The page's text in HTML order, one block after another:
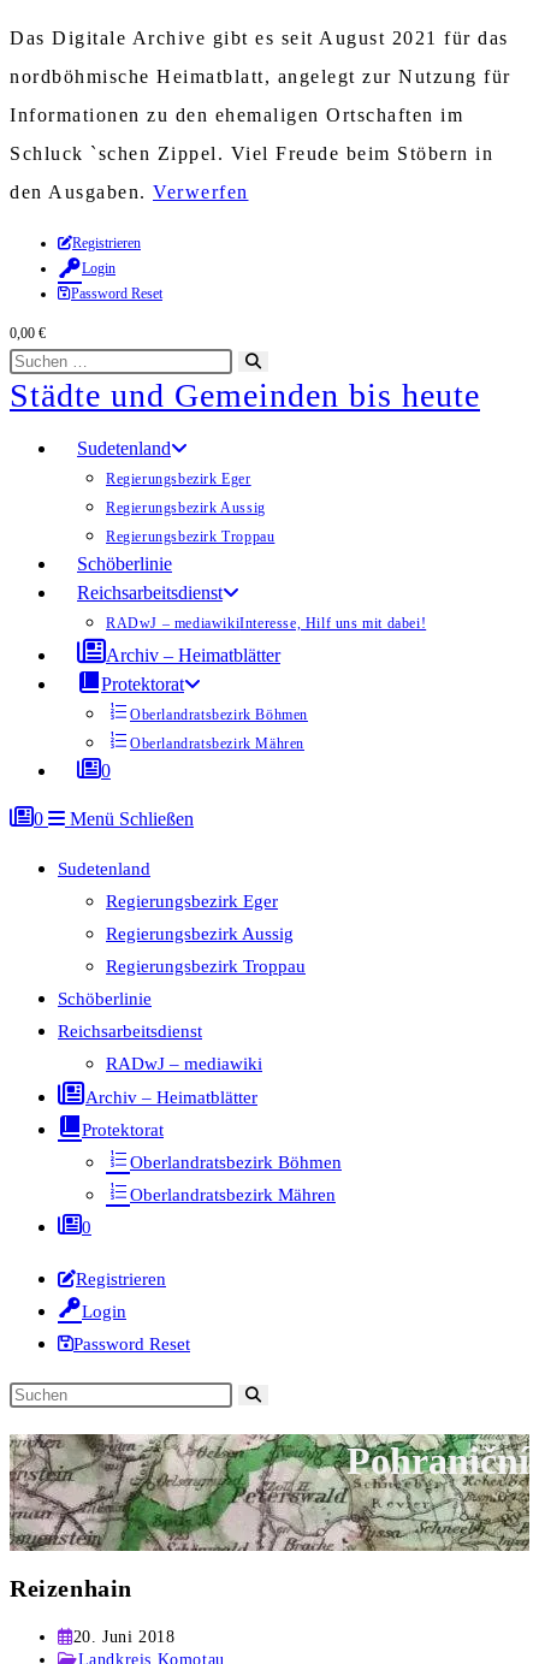
Das Digitale Archive gibt es seit August 2021 für das
nordböhmische Heimatblatt, angelegt zur Nutzung für
Informationen zu den ehemaligen Ortschaften im
Schluck `schen Zippel. Viel Freude beim Stöbern in
den Ausgaben. Verwerfen
Zum
Inhalt
springen
Registrieren
Login
Password Reset
0,00 €
Diese
Website
durchsuchen
starten
Städte und Gemeinden bis heute
Sudetenland
Regierungsbezirk Eger
Regierungsbezirk Aussig
Regierungsbezirk Troppau
Schöberlinie
Reichsarbeitsdienst
RADwJ – mediawikiInteresse, Hilf uns mit dabei!
Archiv – Heimatblätter
Protektorat
Oberlandratsbezirk Böhmen
Oberlandratsbezirk Mähren
0
0 Menü Schließen
Sudetenland
Regierungsbezirk Eger
Regierungsbezirk Aussig
Regierungsbezirk Troppau
Schöberlinie
Reichsarbeitsdienst
RADwJ – mediawiki
Archiv – Heimatblätter
Protektorat
Oberlandratsbezirk Böhmen
Oberlandratsbezirk Mähren
0
Registrieren
Login
Password Reset
Diese
durchsuchen
Pohraniční
Reizenhain
Beitrag
veröffentlicht:
20. Juni 2018
Beitrags-
Landkreis Komotau